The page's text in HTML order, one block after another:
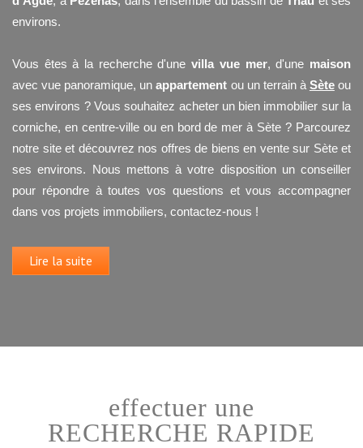
environs.
Vous êtes à la recherche d'unevilla vue mer, d'une maison
avec vue panoramique, unappartement ou un terrain à Sèteou
ses environs ? Vous souhaitez acheter un bien immobilier sur la
corniche, en centre-ville ou en bord de mer à Sète ? Parcourez
notre site et découvrez nos offres de biens en vente sur Sète et
ses environs. Nous mettons à votre disposition un conseiller
pour répondre à toutes vos questions et vous accompagner
dans vos projets immobiliers, contactez-nous !
Lire la suite
effectuer une
RECHERCHE RAPIDE